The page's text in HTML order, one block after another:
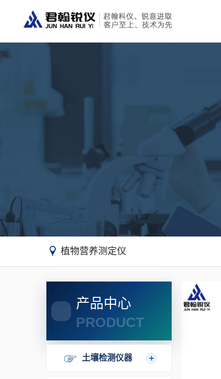
植物营养测定仪
产品中心
PRODUCT
土壤检测仪器